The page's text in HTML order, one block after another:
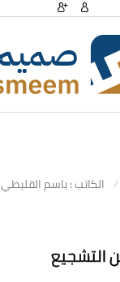
الكاتب : باسم القليطي
التشجيع